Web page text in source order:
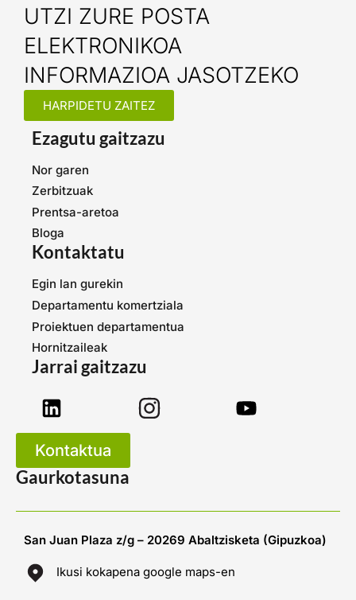
UTZI ZURE POSTA
ELEKTRONIKOA
INFORMAZIOA JASOTZEKO
HARPIDETU ZAITEZ
Ezagutu gaitzazu
Nor garen
Zerbitzuak
Prentsa-aretoa
Bloga
Kontaktatu
Egin lan gurekin
Departamentu komertziala
Proiektuen departamentua
Hornitzaileak
Jarrai gaitzazu
Kontaktua
Gaurkotasuna
San Juan Plaza z/g – 20269 Abaltzisketa (Gipuzkoa)
Ikusi kokapena google maps-en